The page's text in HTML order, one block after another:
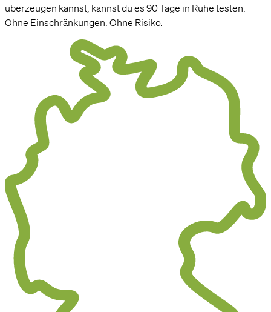
überzeugen kannst, kannst du es 90 Tage in Ruhe testen.
Ohne Einschränkungen. Ohne Risiko.
Hi! Sag ja, zu unseren Cookies.
Cookies ermöglichen es uns, dir alle Funktionen unserer Website zu zeigen und
wie möglich zu gestalten. Ausserdem helfen sie uns dabei, dir Werbung zu
geht, wie beispielsweise personalisierte Anzeigen.
OK, alle akzeptieren